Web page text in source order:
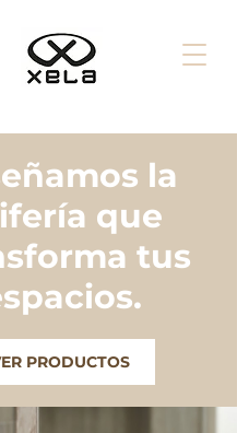
la
que
tus
PRODUCTOS